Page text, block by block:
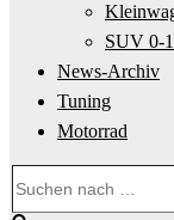
SUV 0-
News-Archiv
Tuning
Motorrad
nach …